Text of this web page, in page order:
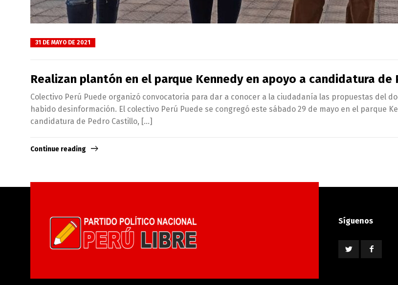
31 DE MAYO DE 2021
Realizan plantón en el parque Kennedy en apoyo a candidatura de
Colectivo Perú Puede organizó convocatoria para dar a conocer a la ciudadanía las propuestas del
habido desinformación. El colectivo Perú Puede se congregó este sábado 29 de mayo en el parque
candidatura de Pedro Castillo, […]
Continue reading
Síguenos